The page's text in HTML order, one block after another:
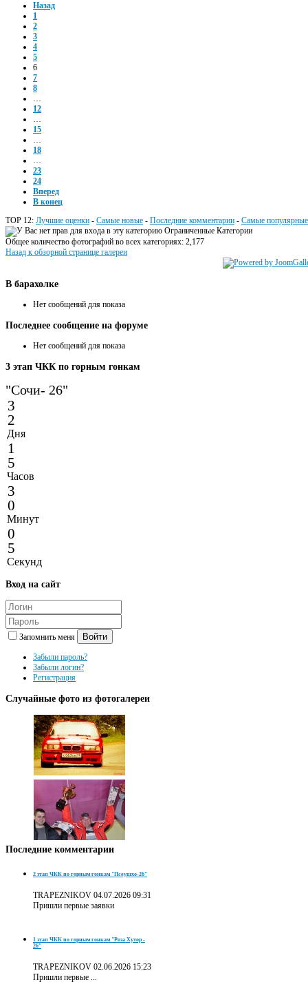
Назад
1
2
3
4
5
6
7
8
…
12
…
15
…
18
…
23
24
Вперед
В конец
TOP 12: Лучшие оценки - Самые новые - Последние комментарии - Самые популярные
Ограниченные Категории
Общее количество фотографий во всех категориях: 2,177
Назад к обзорной странице галереи
В барахолке
Нет сообщений для показа
Последнее сообщение на форуме
Нет сообщений для показа
3 этап ЧКК по горным гонкам
"Сочи- 26"
3
2
Дня
1
5
Часов
3
0
Минут
0
5
Секунд
Вход на сайт
Запомнить меня Войти
Забыли пароль?
Забыли логин?
Регистрация
Случайные фото из фотогалереи
Последние комментарии
2 этап ЧКК по горным гонкам "Псеушхо-26"
TRAPEZNIKOV 04.07.2026 09:31
Пришли первые заявки
1 этап ЧКК по горным гонкам "Роза Хутор -
26"
TRAPEZNIKOV 02.06.2026 15:23
Пришли первые ...